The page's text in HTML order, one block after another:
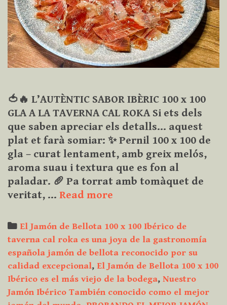
🍅🔥 L’AUTÈNTIC SABOR IBÈRIC 100 x 100
GLA A LA TAVERNA CAL ROKA Si ets dels
que saben apreciar els detalls… aquest
plat et farà somiar: ✨ Pernil 100 x 100 de
gla – curat lentament, amb greix melós,
aroma suau i textura que es fon al
paladar. 🥖 Pa torrat amb tomàquet de
veritat, … Read more
x
100
de
gla
–
curat
Categories
El Jamón de Bellota 100 x 100 Ibérico de
taverna cal roka es una joya de la gastronomía
española jamón de bellota reconocido por su
calidad excepcional, El Jamón de Bellota 100 x 100
Ibérico es el más viejo de la bodega, Nuestro
Jamón Ibérico También conocido como el mejor